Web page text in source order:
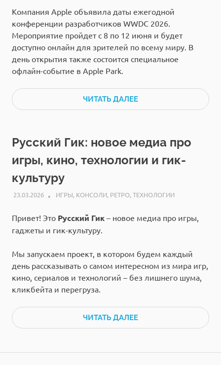
Компания Apple объявила даты ежегодной
конференции разработчиков WWDC 2026.
Мероприятие пройдет с 8 по 12 июня и будет
доступно онлайн для зрителей по всему миру. В
день открытия также состоится специальное
офлайн-событие в Apple Park.
ЧИТАТЬ ДАЛЕЕ
Русский Гик: новое медиа про
игры, кино, технологии и гик-
культуру
23.03.2026 РЕДАКЦИЯ
ИГРЫ, КОНСОЛИ, РЕТРО,ТЕХНОЛОГИИ
Привет! Это Русский Гик – новое медиа про игры,
гаджеты и гик-культуру.
Мы запускаем проект, в котором будем каждый
день рассказывать о самом интересном из мира игр,
кино, сериалов и технологий – без лишнего шума,
кликбейта и перегруза.
ЧИТАТЬ ДАЛЕЕ